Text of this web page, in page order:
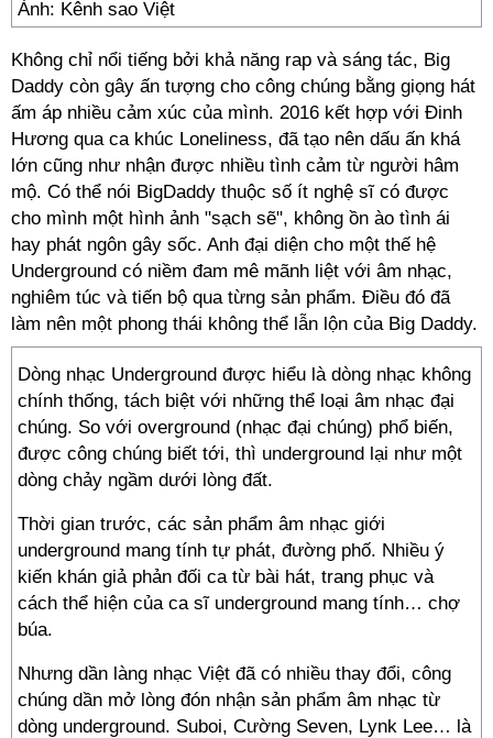
Ảnh: Kênh sao Việt
Không chỉ nổi tiếng bởi khả năng rap và sáng tác, Big
Daddy còn gây ấn tượng cho công chúng bằng giọng hát
ấm áp nhiều cảm xúc của mình. 2016 kết hợp với Đinh
Hương qua ca khúc Loneliness, đã tạo nên dấu ấn khá
lớn cũng như nhận được nhiều tình cảm từ người hâm
mộ. Có thể nói BigDaddy thuộc số ít nghệ sĩ có được
cho mình một hình ảnh "sạch sẽ", không ồn ào tình ái
hay phát ngôn gây sốc. Anh đại diện cho một thế hệ
Underground có niềm đam mê mãnh liệt với âm nhạc,
nghiêm túc và tiến bộ qua từng sản phẩm. Điều đó đã
làm nên một phong thái không thể lẫn lộn của Big Daddy.
Dòng nhạc Underground được hiểu là dòng nhạc không
chính thống, tách biệt với những thể loại âm nhạc đại
chúng. So với overground (nhạc đại chúng) phổ biến,
được công chúng biết tới, thì underground lại như một
dòng chảy ngầm dưới lòng đất.
Thời gian trước, các sản phẩm âm nhạc giới
underground mang tính tự phát, đường phố. Nhiều ý
kiến khán giả phản đối ca từ bài hát, trang phục và
cách thể hiện của ca sĩ underground mang tính… chợ
búa.
Nhưng dần làng nhạc Việt đã có nhiều thay đổi, công
chúng dần mở lòng đón nhận sản phẩm âm nhạc từ
dòng underground. Suboi, Cường Seven, Lynk Lee… là